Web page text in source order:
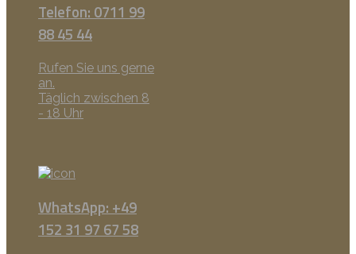
Telefon: 0711 99
88 45 44
Rufen Sie uns gerne
an.
Täglich zwischen 8
- 18 Uhr
WhatsApp: +49
152 31 97 67 58